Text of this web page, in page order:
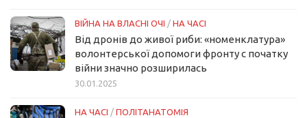
ВІЙНА НА ВЛАСНІ ОЧІ / НА ЧАСІ
Від дронів до живої риби: «номенклатура»
волонтерської допомоги фронту с початку
війни значно розширилась
30.01.2025
НА ЧАСІ / ПОЛІТАНАТОМІЯ